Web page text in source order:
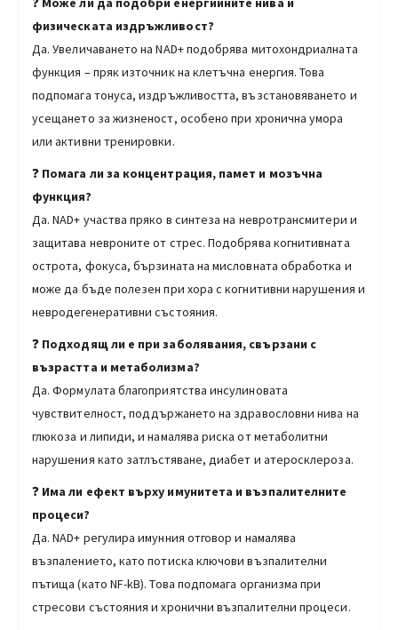
физическата издръжливост?
Да. Увеличаването на NAD+ подобрява митохондриалната
функция – пряк източник на клетъчна енергия. Това
подпомага тонуса, издръжливостта, възстановяването и
усещането за жизненост, особено при хронична умора
или активни тренировки.
❓ Помага ли за концентрация, памет и мозъчна
функция?
Да. NAD+ участва пряко в синтеза на невротрансмитери и
защитава невроните от стрес. Подобрява когнитивната
острота, фокуса, бързината на мисловната обработка и
може да бъде полезен при хора с когнитивни нарушения и
невродегенеративни състояния.
❓ Подходящ ли е при заболявания, свързани с
възрастта и метаболизма?
Да. Формулата благоприятства инсулиновата
чувствителност, поддържането на здравословни нива на
глюкоза и липиди, и намалява риска от метаболитни
нарушения като затлъстяване, диабет и атеросклероза.
❓ Има ли ефект върху имунитета и възпалителните
процеси?
Да. NAD+ регулира имунния отговор и намалява
възпалението, като потиска ключови възпалителни
пътища (като NF-kB). Това подпомага организма при
стресови състояния и хронични възпалителни процеси.